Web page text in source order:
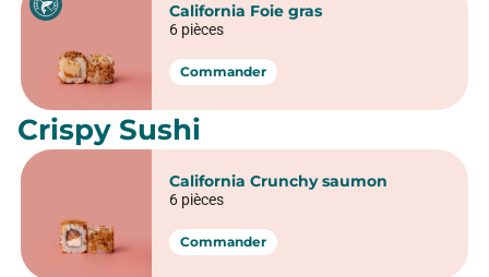
California Foie gras
6 pièces
Commander
Crispy Sushi
California Crunchy saumon
6 pièces
Commander